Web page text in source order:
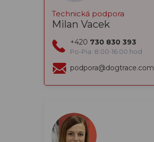
Technická podpora
Milan Vacek
+420 730 830 393
Po-Pia: 8:00-16:00 hod
podpora@dogtrace.com